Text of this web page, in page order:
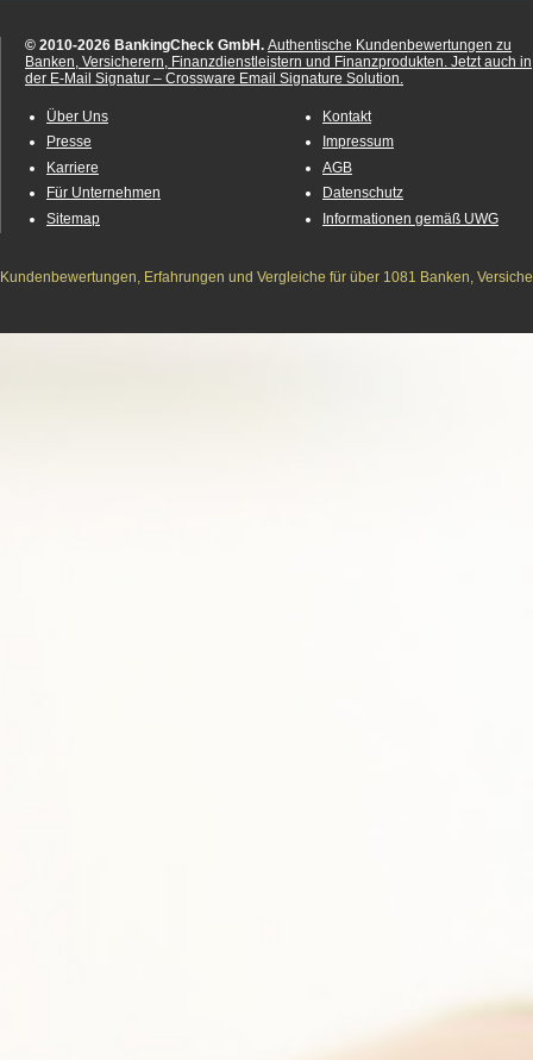
© 2010-2026 BankingCheck GmbH. Authentische Kundenbewertungen zu
Banken, Versicherern, Finanzdienstleistern und Finanzprodukten. Jetzt auch in
der E-Mail Signatur – Crossware Email Signature Solution.
Über Uns
Presse
Karriere
Für Unternehmen
Sitemap
Kontakt
Impressum
AGB
Datenschutz
Informationen gemäß UWG
Kundenbewertungen, Erfahrungen und Vergleiche für über 1081 Banken,